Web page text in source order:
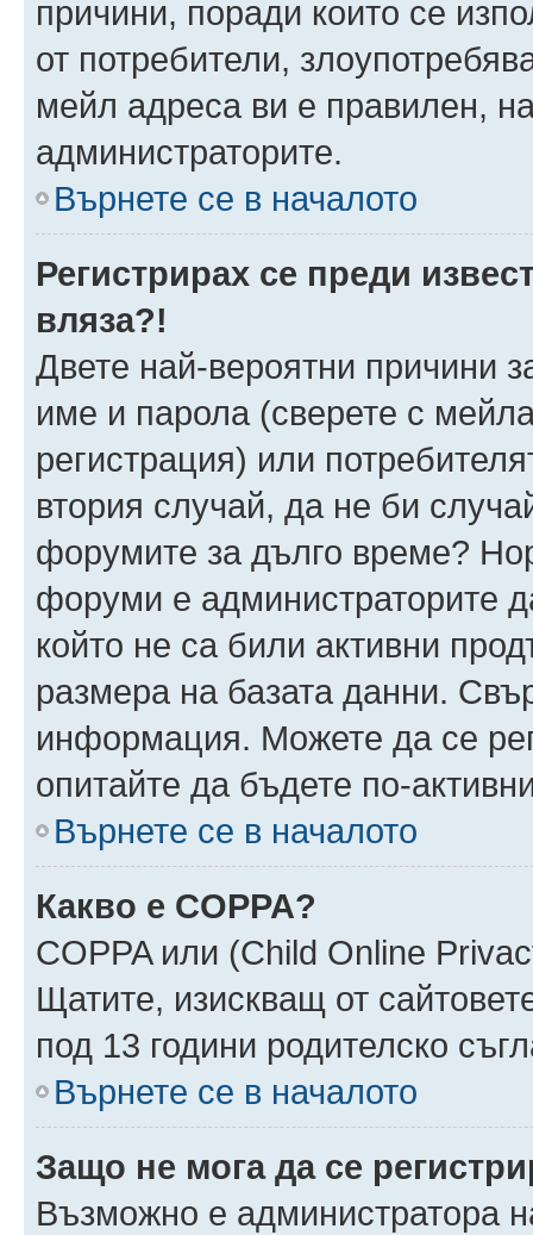
причини, поради които се
от потребители,
мейл адреса ви е правилен,
администраторите.
Върнете се в началото
Регистрирах се преди
вляза?!
Двете най-вероятни причини
име и парола (сверете с
регистрация) или
втория случай, да не би
форумите за дълго време?
форуми е администраторите
който не са били активни
размера на базата данни.
информация. Можете да се
опитайте да бъдете по-
Върнете се в началото
Какво е COPPA?
COPPA или (Child Online
Щатите, изискващ от
под 13 години родителско
Върнете се в началото
Защо не мога да се
Възможно е администратора